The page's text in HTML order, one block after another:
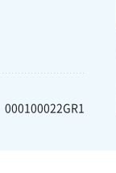
000100022GR1